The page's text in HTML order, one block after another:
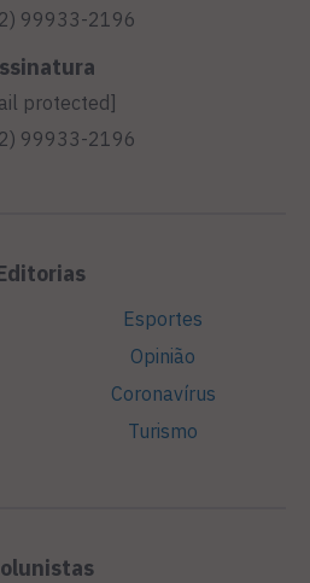
99933-2196
protected]
99933-2196
Esportes
Opinião
Coronavírus
Turismo